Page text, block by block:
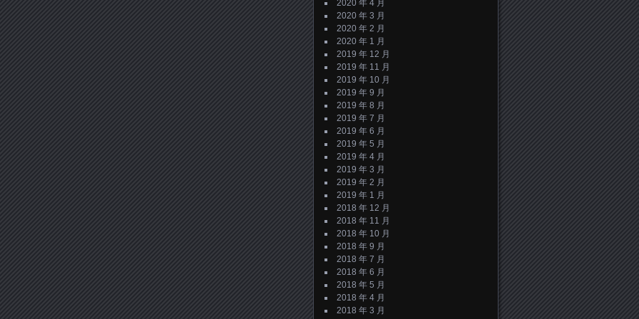
2020 年 4 月
2020 年 3 月
2020 年 2 月
2020 年 1 月
2019 年 12 月
2019 年 11 月
2019 年 10 月
2019 年 9 月
2019 年 8 月
2019 年 7 月
2019 年 6 月
2019 年 5 月
2019 年 4 月
2019 年 3 月
2019 年 2 月
2019 年 1 月
2018 年 12 月
2018 年 11 月
2018 年 10 月
2018 年 9 月
2018 年 7 月
2018 年 6 月
2018 年 5 月
2018 年 4 月
2018 年 3 月